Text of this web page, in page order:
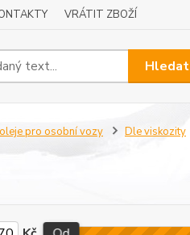
VRÁTIT ZBOŽÍ
Hledat
pro osobní vozy Dle viskozity